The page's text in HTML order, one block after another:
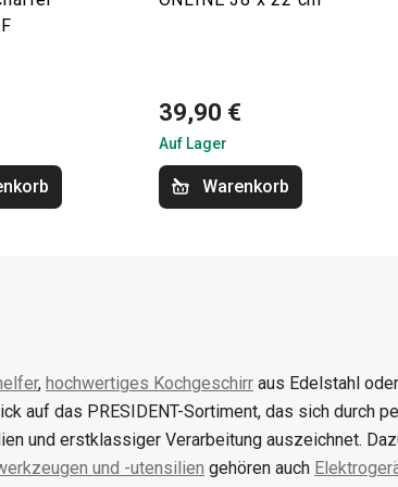
39,90 €
Auf Lager
Warenkorb
, hochwertiges Kochgeschirr aus Edelstahl
auf das PRESIDENT-Sortiment, das sich durch
und erstklassiger Verarbeitung auszeichnet.
und -utensilien gehören auch